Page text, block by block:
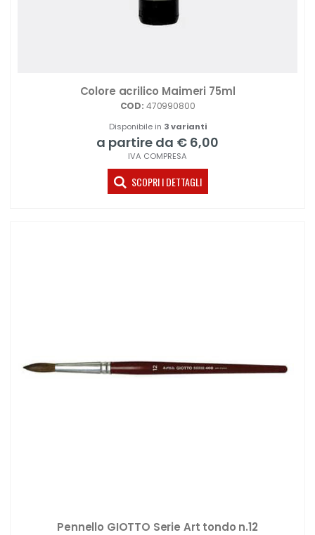
Colore acrilico Maimeri 75ml
COD: 470990800
Disponibile in 3 varianti
a partire da € 6,00
IVA COMPRESA
SCOPRI I DETTAGLI
Pennello GIOTTO Serie Art tondo n.12